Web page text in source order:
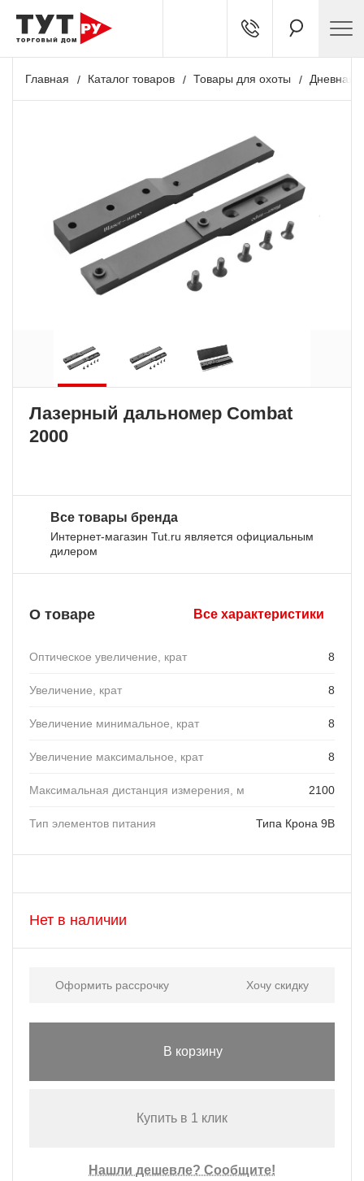
Главная Каталог товаров Товары для охоты Дневная
Лазерный дальномер Combat
2000
Все товары бренда
Интернет-магазин Tut.ru является официальным
дилером
О товаре Все характеристики
Оптическое увеличение, крат 8
Увеличение, крат 8
Увеличение минимальное, крат 8
Увеличение максимальное, крат 8
Максимальная дистанция измерения, м 2100
Тип элементов питания Типа Крона 9В
Нет в наличии
Оформить рассрочку Хочу скидку
В корзину
Купить в 1 клик
Нашли дешевле? Сообщите!